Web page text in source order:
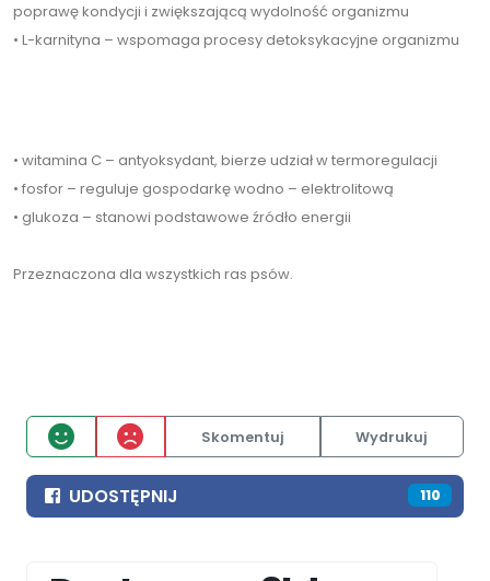
poprawę kondycji i zwiększającą wydolność organizmu
• L-karnityna – wspomaga procesy detoksykacyjne organizmu
• witamina C – antyoksydant, bierze udział w termoregulacji
• fosfor – reguluje gospodarkę wodno – elektrolitową
• glukoza – stanowi podstawowe źródło energii
Przeznaczona dla wszystkich ras psów.
Skomentuj Wydrukuj
UDOSTĘPNIJ 110